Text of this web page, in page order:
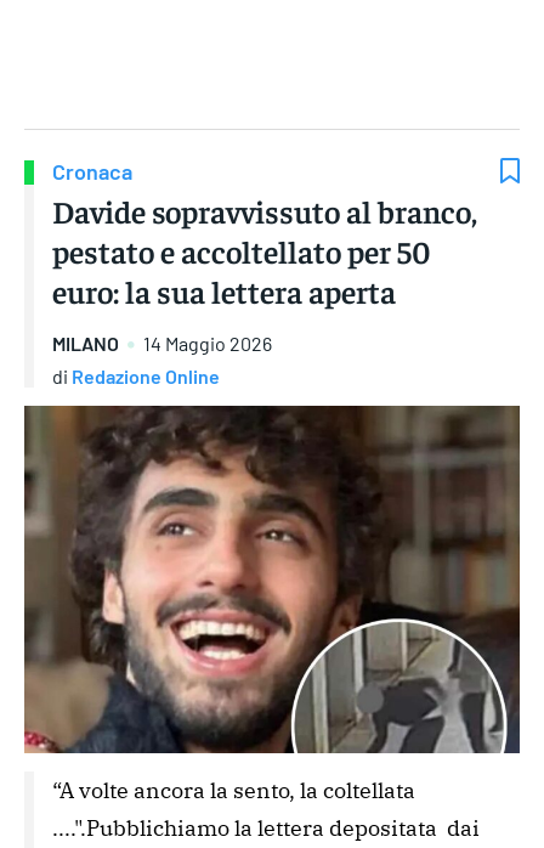
Cronaca
Davide sopravvissuto al branco,
pestato e accoltellato per 50
euro: la sua lettera aperta
MILANO
14 Maggio 2026
di Redazione Online
“A volte ancora la sento, la coltellata
....".Pubblichiamo la lettera depositata  dai